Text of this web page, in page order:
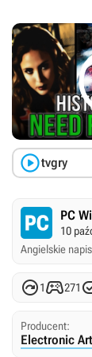
tvgry
PC
10
Angielskie
1271
Producent:
Electronic